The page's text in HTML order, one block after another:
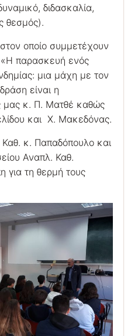
διδασκαλία,
θεσμός).
οποίο συμμετέχουν
«Η παρασκευή ενός
μια μάχη με τον
είναι η
μας κ. Π. Ματθέ καθώς
και Χ. Μακεδόνας.
κ. Παπαδόπουλο και
Αναπλ. Καθ.
για τη θερμή τους